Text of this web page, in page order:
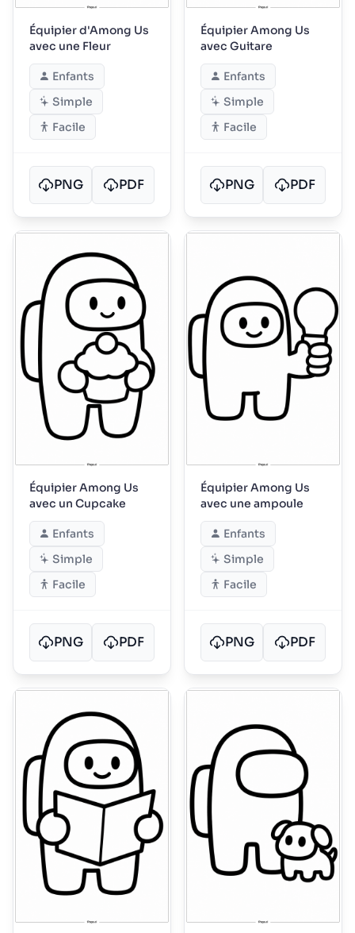
Équipier d'Among Us
avec une Fleur
Enfants
Simple
Facile
PNG PDF
Équipier Among Us
avec Guitare
Enfants
Simple
Facile
PNG PDF
Équipier Among Us
avec un Cupcake
Enfants
Simple
Facile
PNG PDF
Équipier Among Us
avec une ampoule
Enfants
Simple
Facile
PNG PDF